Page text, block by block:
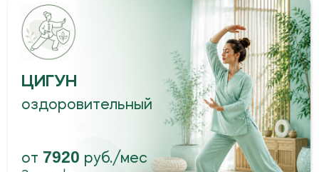
Подробнее о
тарифах
3 тарифа
ТАЙЦЗИЦЮАНЬ